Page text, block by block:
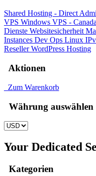
Shared Hosting - Direct
VPS Windows VPS -
Dienste Websitesicherheit
Instances Dev Ops Linux
ResellerWordPress Hosting
Aktionen
Zum Warenkorb
Währung auswählen
Your Dedicated
Kategorien